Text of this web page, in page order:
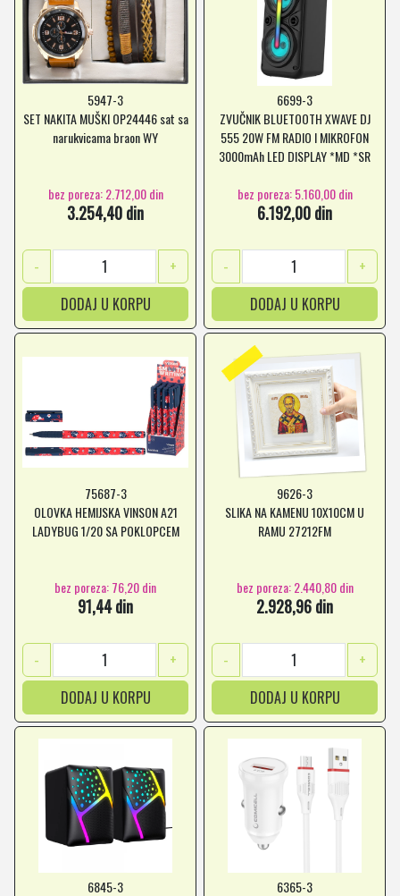
5947-3
SET NAKITA MUŠKI OP24446 sat sa
narukvicama braon WY
bez poreza: 2.712,00 din
3.254,40 din
-
+
DODAJ U KORPU
6699-3
ZVUČNIK BLUETOOTH XWAVE DJ
555 20W FM RADIO I MIKROFON
3000mAh LED DISPLAY *MD *SR
bez poreza: 5.160,00 din
6.192,00 din
-
+
DODAJ U KORPU
75687-3
OLOVKA HEMIJSKA VINSON A21
LADYBUG 1/20 SA POKLOPCEM
bez poreza: 76,20 din
91,44 din
-
+
DODAJ U KORPU
9626-3
SLIKA NA KAMENU 10X10CM U
RAMU 27212FM
bez poreza: 2.440,80 din
2.928,96 din
-
+
DODAJ U KORPU
6845-3 6365-3